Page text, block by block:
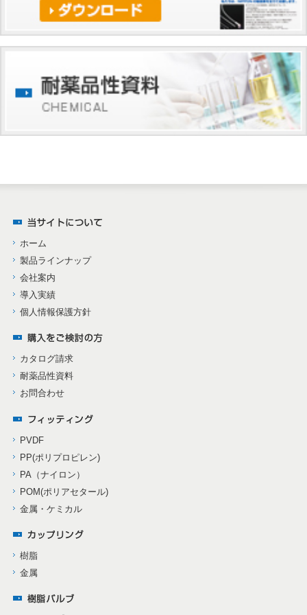
ホーム
製品ラインナップ
会社案内
導入実績
個人情報保護方針
カタログ請求
耐薬品性資料
お問合わせ
PVDF
PP(ポリプロピレン)
PA（ナイロン）
POM(ポリアセタール)
金属・ケミカル
樹脂
金属